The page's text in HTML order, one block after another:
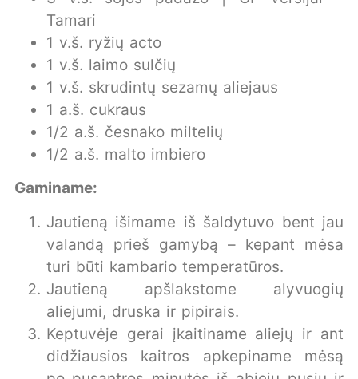
Tamari
1 v.š. ryžių acto
1 v.š. laimo sulčių
1 v.š. skrudintų sezamų aliejaus
1 a.š. cukraus
1/2 a.š. česnako miltelių
1/2 a.š. malto imbiero
Gaminame:
Jautieną išimame iš šaldytuvo bent jau
valandą prieš gamybą – kepant mėsa
turi būti kambario temperatūros.
Jautieną apšlakstome alyvuogių
aliejumi, druska ir pipirais.
Keptuvėje gerai įkaitiname aliejų ir ant
didžiausios kaitros apkepiname mėsą